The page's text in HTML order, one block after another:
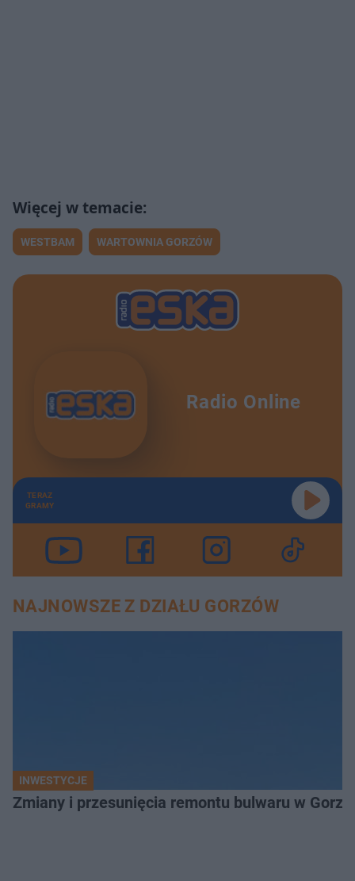
WESTBAM WARTOWNIA GORZÓW
Radio Online
TERAZ
GRAMY
NAJNOWSZE Z DZIAŁU GORZÓW
INWESTYCJE
Zmiany i przesunięcia remontu bulwaru w